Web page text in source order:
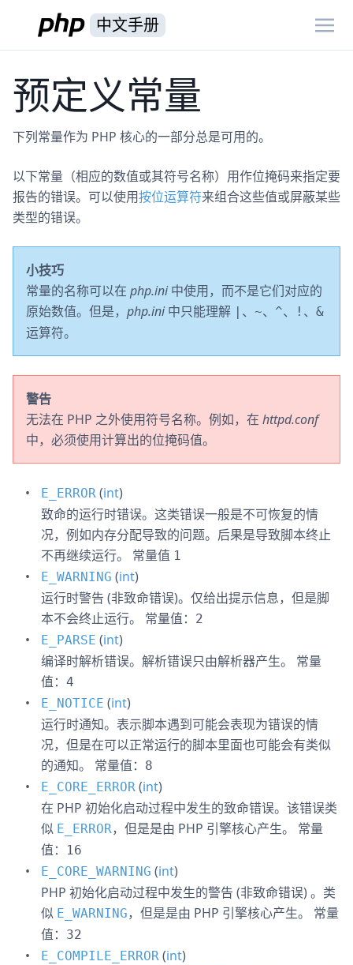
中文手册
预定义常量
下列常量作为 PHP 核心的一部分总是可用的。
以下常量（相应的数值或其符号名称）用作位掩码来指定要
报告的错误。可以使用按位运算符来组合这些值或屏蔽某些
类型的错误。
小技巧
常量的名称可以在 php.ini中使用，而不是它们对应的
原始数值。但是， php.ini中只能理解 | 、 ~、 ^、 ! 、 &
运算符。
警告
无法在 PHP 之外使用符号名称。例如，在 httpd.conf
中，必须使用计算出的位掩码值。
E_ERROR (int)
致命的运行时错误。这类错误一般是不可恢复的情
况，例如内存分配导致的问题。后果是导致脚本终止
不再继续运行。 常量值 1
E_WARNING (int)
运行时警告 (非致命错误)。仅给出提示信息，但是脚
本不会终止运行。 常量值：
2
E_PARSE (int)
编译时解析错误。解析错误只由解析器产生。 常量
值： 4
E_NOTICE (int)
运行时通知。表示脚本遇到可能会表现为错误的情
况，但是在可以正常运行的脚本里面也可能会有类似
的通知。 常量值：
8
E_CORE_ERROR (int)
在 PHP 初始化启动过程中发生的致命错误。该错误类
似 E_ERROR，但是是由 PHP 引擎核心产生。 常量
值：
16
E_CORE_WARNING (int)
PHP 初始化启动过程中发生的警告 (非致命错误) 。类
似 E_WARNING，但是是由 PHP 引擎核心产生。 常量
值：
32
E_COMPILE_ERROR (int)